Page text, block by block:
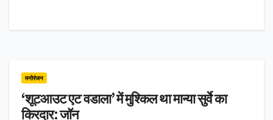
मनोरंजन
‘शूटआउट एट वडाला’ में मुश्किल था मान्या सुर्वे का
किरदार: जॉन